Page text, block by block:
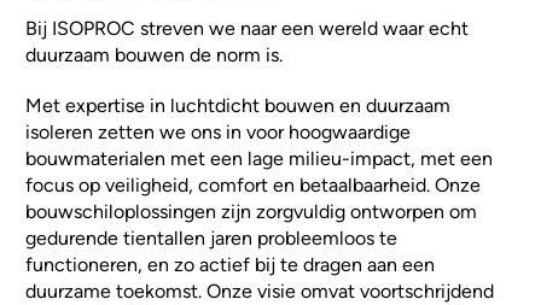
Bij ISOPROC streven we naar een wereld waar echt
duurzaam bouwen de norm is.
Met expertise in luchtdicht bouwen en duurzaam
isoleren zetten we ons in voor hoogwaardige
bouwmaterialen met een lage milieu-impact, met een
focus op veiligheid, comfort en betaalbaarheid. Onze
bouwschiloplossingen zijn zorgvuldig ontworpen om
gedurende tientallen jaren probleemloos te
functioneren, en zo actief bij te dragen aan een
duurzame toekomst. Onze visie omvat voortschrijdend